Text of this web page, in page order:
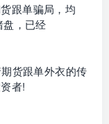
跟单骗局，均
盘，已经
货跟单外衣的传
者!